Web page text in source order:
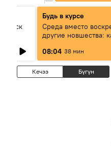
Будь в курсе
Среда вместо
другие новшества:
проходить выборы в
08:04 38 мин
Кечээ Бүгүн